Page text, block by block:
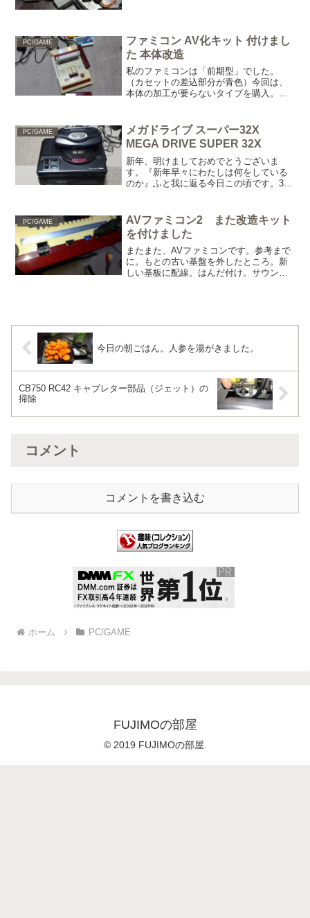
PC/GAME
ファミコン AV化キット 付けまし
た 本体改造
私のファミコンは「前期型」でした。
（カセットの差込部分が青色）今回は、
本体の加工が要らないタイプを購入。電
せん）必要な接続ケーブルは、商品に含
まれています。前期型...
PC/GAME
メガドライブ スーパー32X
MEGA DRIVE SUPER 32X
新年、明けましておめでとうございま
す。『新年早々にわたしは何をしている
のか』ふと我に返る今日この頃です。3段
いた時に、出てきたソフトです。起動で
きてよかった。 3Dポリ...
PC/GAME
AVファミコン2 また改造キット
を付けました
またまた、AVファミコンです。参考まで
に。もとの古い基盤を外したところ。新
しい基板に配線。はんだ付け。サウンド
今日の朝ごはん。人参を湯がきました。
CB750 RC42 キャブレター部品（ジェット）の
掃除
コメント
コメントを書き込む
ホーム PC/GAME
FUJIMOの部屋
© 2019 FUJIMOの部屋.